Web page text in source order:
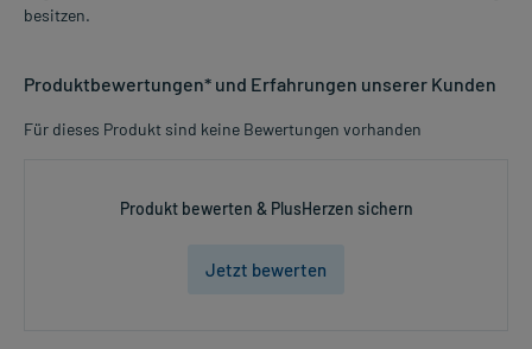
besitzen.
Produktbewertungen* und Erfahrungen unserer Kunden
Für dieses Produkt sind keine Bewertungen vorhanden
Produkt bewerten & PlusHerzen sichern
Jetzt bewerten